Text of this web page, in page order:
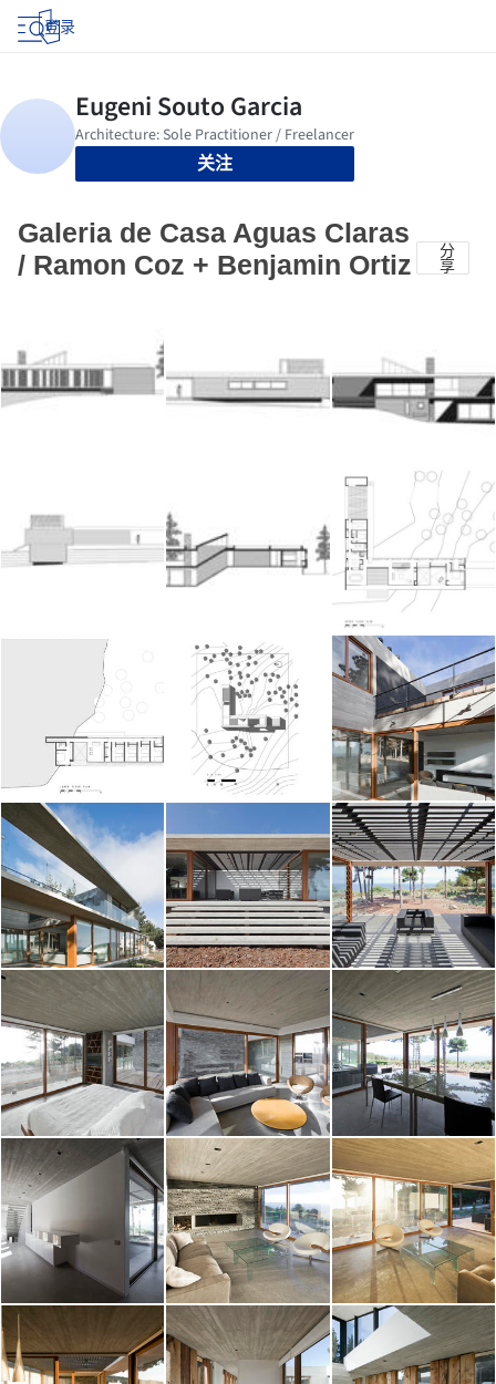
登录
关注
Galeria de Casa Aguas Claras
/ Ramon Coz + Benjamin Ortiz
分
享